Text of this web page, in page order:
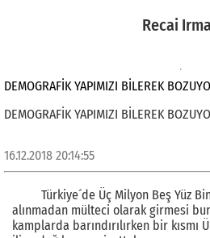
Recai
DEMOGRAFİK YAPIMIZI BİLEREK
DEMOGRAFİK YAPIMIZI BİLEREK
16.12.2018 20:14:55
Türkiye´de Üç Milyon Beş Yüz Bin
alınmadan mülteci olarak girmesi
kamplarda barındırılırken bir kısmı